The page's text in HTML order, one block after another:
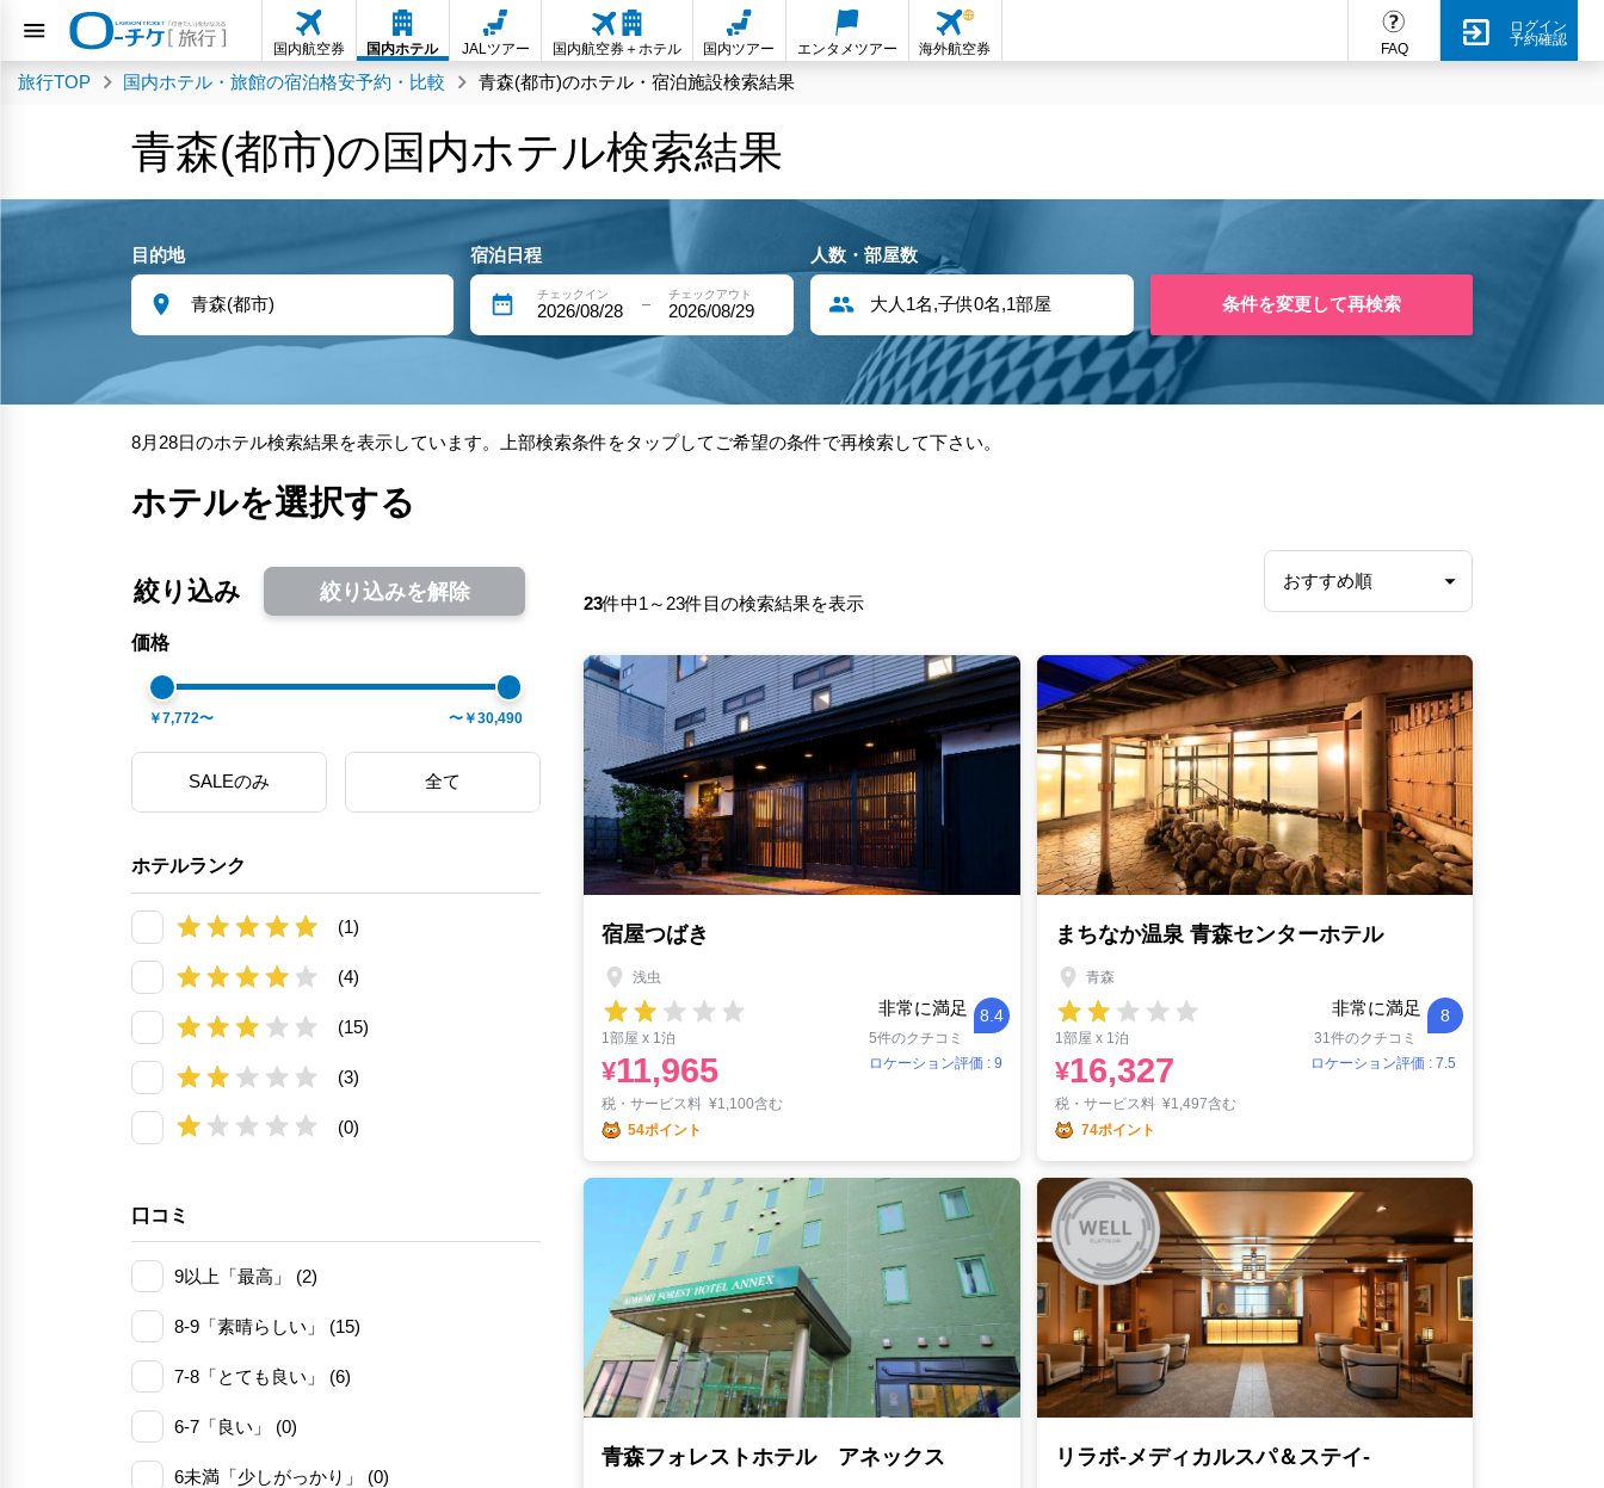
FAQ
ログイン
予約確認
国内航空券 国内ホテル JALツアー 国内航空券＋ホテル 国内ツアー エンタメツアー 海外航空券
旅行TOP 国内ホテル・旅館の宿泊格安予約・比較 青森(都市)のホテル・宿泊施設検索結果
青森(都市)の国内ホテル検索結果
目的地 宿泊日程
チェックイン
2026/08/28
チェックアウト
2026/08/29
人数・部屋数
大人1名,子供0名,1部屋 条件を変更して再検索
8月28日のホテル検索結果を表示しています。上部検索条件をタップしてご希望の条件で再検索して下さい。
ホテルを選択する
絞り込み 絞り込みを解除
価格
￥7,772〜 〜￥30,490
SALEのみ 全て
ホテルランク
(1)
(4)
(15)
(3)
(0)
口コミ
9以上「最高」 (2)
8-9「素晴らしい」 (15)
7-8「とても良い」 (6)
6-7「良い」 (0)
6未満「少しがっかり」 (0)
23件中1～23件目の検索結果を表示
宿屋つばき
浅虫
非常に満足 8.4
1部屋 x 1泊
5件のクチコミ
ロケーション評価 : 9
¥11,965
税・サービス料 ¥1,100含む
54ポイント
まちなか温泉 青森センターホテル
青森
非常に満足 8
1部屋 x 1泊
31件のクチコミ
ロケーション評価 : 7.5
¥16,327
税・サービス料 ¥1,497含む
74ポイント
青森フォレストホテル アネックス リラボ-メディカルスパ＆ステイ-